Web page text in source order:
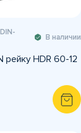
В наличии
рейку HDR 60-12